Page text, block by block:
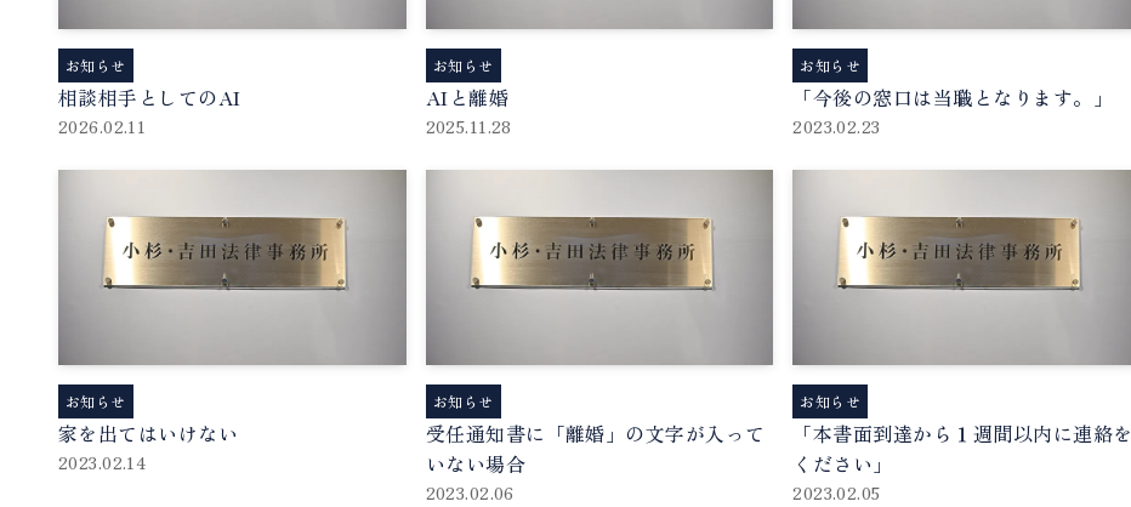
相談相手としてのAI
2026.02.11
お知らせ
AIと離婚
2025.11.28
お知らせ
「今後の窓口は当職となります。」
2023.02.23
お知らせ
家を出てはいけない
2023.02.14
お知らせ
受任通知書に「離婚」の文字が入って
いない場合
2023.02.06
お知らせ
「本書面到達から１週間以内に連絡を
ください」
2023.02.05
お知らせ